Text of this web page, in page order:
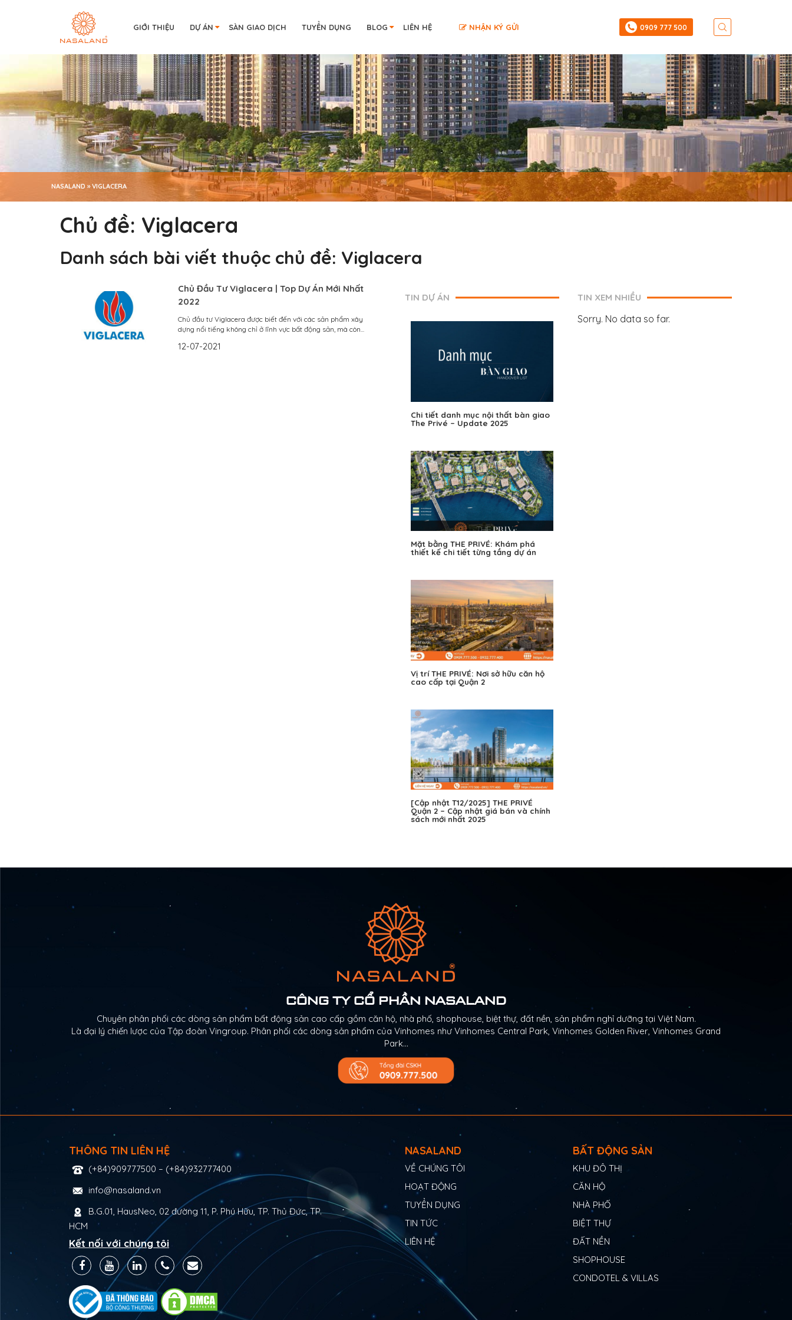
GIỚI THIỆU DỰ ÁN SÀN GIAO DỊCH TUYỂN DỤNG BLOG LIÊN HỆ NHẬN KÝ GỬI ‎0909 777 500
NASALAND »VIGLACERA
Chủ đề: Viglacera
Danh sách bài viết thuộc chủ đề: Viglacera
Chủ Đầu Tư Viglacera | Top Dự Án Mới Nhất
2022
Chủ đầu tư Viglacera được biết đến với các sản phẩm xây
dựng nổi tiếng không chỉ ở lĩnh vực bất động sản, mà còn...
12-07-2021
TIN DỰ ÁN
Chi tiết danh mục nội thất bàn giao
The Privé – Update 2025
Mặt bằng THE PRIVÉ: Khám phá
thiết kế chi tiết từng tầng dự án
Vị trí THE PRIVÉ: Nơi sở hữu căn hộ
cao cấp tại Quận 2
[Cập nhật T12/2025] THE PRIVÉ
Quận 2 – Cập nhật giá bán và chính
sách mới nhất 2025
TIN XEM NHIỀU
Sorry. No data so far.
CÔNG TY CỔ PHẦN NASALAND
Chuyên phân phối các dòng sản phẩm bất động sản cao cấp gồm căn hộ, nhà phố, shophouse, biệt thự, đất nền, sản phẩm nghỉ dưỡng tại Việt Nam.
Là đại lý chiến lược của Tập đoàn Vingroup. Phân phối các dòng sản phẩm của Vinhomes như Vinhomes Central Park, Vinhomes Golden River, Vinhomes Grand
Park…
THÔNG TIN LIÊN HỆ
(+84)909777500 – (+84)932777400
info@nasaland.vn
B.G.01, HausNeo, 02 đường 11, P. Phú Hữu, TP. Thủ Đức, TP.
HCM
Kết nối với chúng tôi
NASALAND
VỀ CHÚNG TÔI
HOẠT ĐỘNG
TUYỂN DỤNG
TIN TỨC
LIÊN HỆ
BẤT ĐỘNG SẢN
KHU ĐÔ THỊ
CĂN HỘ
NHÀ PHỐ
BIỆT THỰ
ĐẤT NỀN
SHOPHOUSE
CONDOTEL & VILLAS